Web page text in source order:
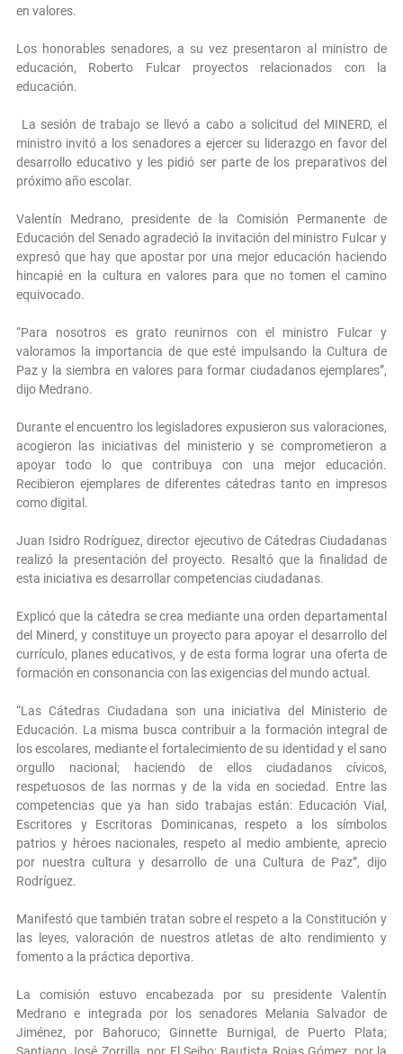
en valores.
Los honorables senadores, a su vez presentaron al ministro de
educación, Roberto Fulcar proyectos relacionados con la
educación.
La sesión de trabajo se llevó a cabo a solicitud del MINERD, el
ministro invitó a los senadores a ejercer su liderazgo en favor del
desarrollo educativo y les pidió ser parte de los preparativos del
próximo año escolar.
Valentín Medrano, presidente de la Comisión Permanente de
Educación del Senado agradeció la invitación del ministro Fulcar y
expresó que hay que apostar por una mejor educación haciendo
hincapié en la cultura en valores para que no tomen el camino
equivocado.
“Para nosotros es grato reunirnos con el ministro Fulcar y
valoramos la importancia de que esté impulsando la Cultura de
Paz y la siembra en valores para formar ciudadanos ejemplares”,
dijo Medrano.
Durante el encuentro los legisladores expusieron sus valoraciones,
acogieron las iniciativas del ministerio y se comprometieron a
apoyar todo lo que contribuya con una mejor educación.
Recibieron ejemplares de diferentes cátedras tanto en impresos
como digital.
Juan Isidro Rodríguez, director ejecutivo de Cátedras Ciudadanas
realizó la presentación del proyecto. Resaltó que la finalidad de
esta iniciativa es desarrollar competencias ciudadanas.
Explicó que la cátedra se crea mediante una orden departamental
del Minerd, y constituye un proyecto para apoyar el desarrollo del
currículo, planes educativos, y de esta forma lograr una oferta de
formación en consonancia con las exigencias del mundo actual.
“Las Cátedras Ciudadana son una iniciativa del Ministerio de
Educación. La misma busca contribuir a la formación integral de
los escolares, mediante el fortalecimiento de su identidad y el sano
orgullo nacional; haciendo de ellos ciudadanos cívicos,
respetuosos de las normas y de la vida en sociedad. Entre las
competencias que ya han sido trabajas están: Educación Vial,
Escritores y Escritoras Dominicanas, respeto a los símbolos
patrios y héroes nacionales, respeto al medio ambiente, aprecio
por nuestra cultura y desarrollo de una Cultura de Paz”, dijo
Rodríguez.
Manifestó que también tratan sobre el respeto a la Constitución y
las leyes, valoración de nuestros atletas de alto rendimiento y
fomento a la práctica deportiva.
La comisión estuvo encabezada por su presidente Valentín
Medrano e integrada por los senadores Melania Salvador de
Jiménez, por Bahoruco; Ginnette Burnigal, de Puerto Plata;